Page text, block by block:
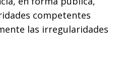
competentes
las irregularidades